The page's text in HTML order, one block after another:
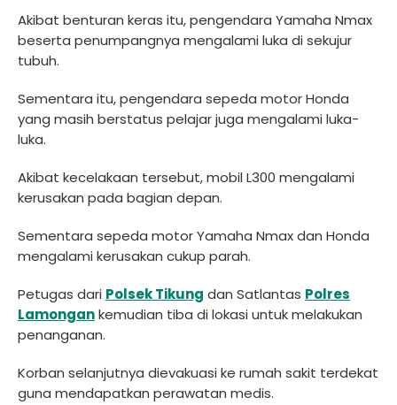
Akibat benturan keras itu, pengendara Yamaha Nmax
beserta penumpangnya mengalami luka di sekujur
tubuh.
Sementara itu, pengendara sepeda motor Honda
yang masih berstatus pelajar juga mengalami luka-
luka.
Akibat kecelakaan tersebut, mobil L300 mengalami
kerusakan pada bagian depan.
Sementara sepeda motor Yamaha Nmax dan Honda
mengalami kerusakan cukup parah.
Petugas dari Polsek Tikung dan Satlantas Polres
Lamongankemudian tiba di lokasi untuk melakukan
penanganan.
Korban selanjutnya dievakuasi ke rumah sakit terdekat
guna mendapatkan perawatan medis.